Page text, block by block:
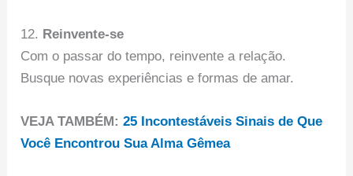
12. Reinvente-se
Com o passar do tempo, reinvente a relação.
Busque novas experiências e formas de amar.
VEJA TAMBÉM:25 Incontestáveis Sinais de Que
Você Encontrou Sua Alma Gêmea